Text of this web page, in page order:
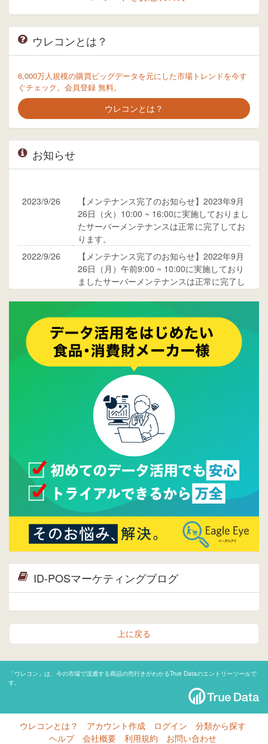
ウレコンとは？
6,000万人規模の購買ビッグデータを元にした市場トレンドを今す
ぐチェック。会員登録 無料。
ウレコンとは？
お知らせ
2023/9/26
【メンテナンス完了のお知らせ】2023年9月
26日（火）10:00 ~ 16:00に実施しておりまし
たサーバーメンテナンスは正常に完了してお
ります。
2022/9/26
【メンテナンス完了のお知らせ】2022年9月
26日（月）午前9:00 ~ 10:00に実施しており
ましたサーバーメンテナンスは正常に完了し
ご覧ください。
2015/10/19
ウレコンのサイト機能を大幅バージョンアッ
プ。詳細はこちら。⇒告知ページへ
2015/09/28
ウレコンが機能拡充し、サイトリニューアル
しました。⇒
ウレコンFacebook
Facebookページを開設しました。詳細は
ら。
ウレコンサイトリリースしました。
ID-POSマーケティングブログ
上に戻る
「ウレコン」は、今の市場で流通する商品の売行きがわかるTrue Dataのエントリーツールで
す。
ウレコンとは？ アカウント作成 ログイン
分類から探す
ヘルプ
会社概要 利用規約 お問い合わせ